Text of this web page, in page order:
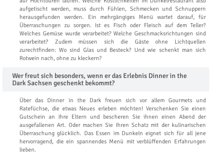
aufgetischt werden, muss durch Fühlen, Schmecken und Schnuppern
herausgefunden werden. Ein mehrgängiges Menü wartet darauf, für
Überraschungen zu sorgen. Ist es Fisch oder Fleisch auf dem Teller?
Welches Gemüse wurde verarbeitet? Welche Geschmacksrichtungen sind
verarbeitet? Zudem müssen sich die Gäste ohne Lichtquellen
zurechtfinden: Wo sind Glas und Besteck? Und wie schenkt man sich
Rotwein nach, ohne zu kleckern?
Wer freut sich besonders, wenn er das Erlebnis Dinner in the
Dark Sachsen geschenkt bekommt?
Über das Dinner in the Dark freuen sich vor allem Gourmets und
Ratefüchse, die etwas Neues erleben möchten! Verschenken Sie einen
Gutschein an Ihre Eltern und bescheren Sie ihnen einen Abend der
ausgefallenen Art. Oder machen Sie Ihren Schatz mit der kulinarischen
Überraschung glücklich. Das Essen im Dunkeln eignet sich für all jene
hervorragend, die ein spannendes Menü mit verblüffenden Erfahrungen
lieben.